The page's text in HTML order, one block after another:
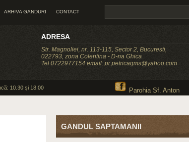
ARHIVA GANDURI CONTACT
ADRESA
Str. Magnoliei, nr. 113-115, Sector 2, Bucuresti,
022793, zona Colentina - D-na Ghica
Tel 0722977154 email: pr.petricagms@yahoo.com
10.30 și 18.00 Parohia Sf. Anton
GANDUL SAPTAMANII